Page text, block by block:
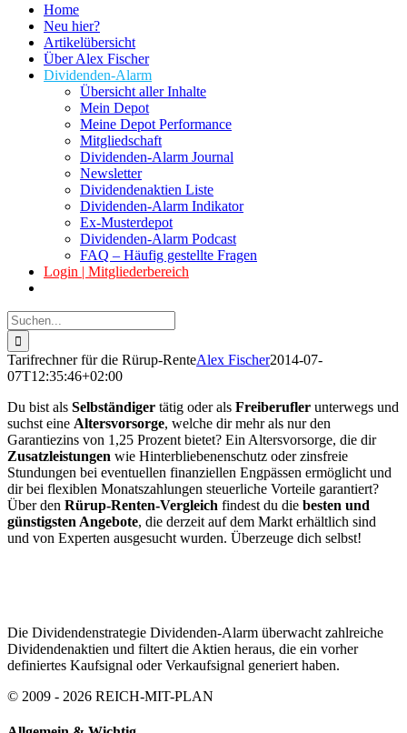
Home
Neu hier?
Artikelübersicht
Über Alex Fischer
Dividenden-Alarm
Übersicht aller Inhalte
Mein Depot
Meine Depot Performance
Mitgliedschaft
Dividenden-Alarm Journal
Newsletter
Dividendenaktien Liste
Dividenden-Alarm Indikator
Ex-Musterdepot
Dividenden-Alarm Podcast
FAQ – Häufig gestellte Fragen
Login | Mitgliederbereich
Suche
nach:
Tarifrechner für die Rürup-RenteAlex Fischer2014-07-
07T12:35:46+02:00
Du bist als Selbständiger tätig oder als Freiberufler unterwegs und
suchst eine Altersvorsorge, welche dir mehr als nur den
Garantiezins von 1,25 Prozent bietet? Ein Altersvorsorge, die dir
Zusatzleistungen wie Hinterbliebenenschutz oder zinsfreie
Stundungen bei eventuellen finanziellen Engpässen ermöglicht und
dir bei flexiblen Monatszahlungen steuerliche Vorteile garantiert?
Über den Rürup-Renten-Vergleich findest du die besten und
günstigsten Angebote, die derzeit auf dem Markt erhältlich sind
und von Experten ausgesucht wurden. Überzeuge dich selbst!
Die Dividendenstrategie Dividenden-Alarm überwacht zahlreiche
Dividendenaktien und filtert die Aktien heraus, die ein vorher
definiertes Kaufsignal oder Verkaufsignal generiert haben.
© 2009 - 2026 REICH-MIT-PLAN